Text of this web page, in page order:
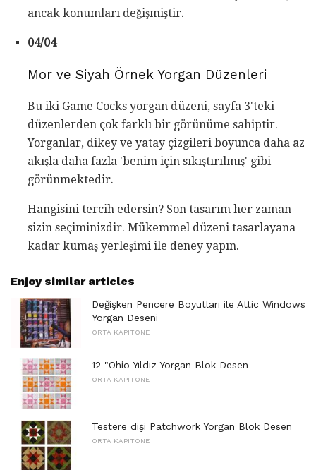
ancak konumları değişmiştir.
04/04
Mor ve Siyah Örnek Yorgan Düzenleri
Bu iki Game Cocks yorgan düzeni, sayfa 3'teki
düzenlerden çok farklı bir görünüme sahiptir.
Yorganlar, dikey ve yatay çizgileri boyunca daha az
akışla daha fazla 'benim için sıkıştırılmış' gibi
görünmektedir.
Hangisini tercih edersin? Son tasarım her zaman
sizin seçiminizdir. Mükemmel düzeni tasarlayana
kadar kumaş yerleşimi ile deney yapın.
Enjoy similar articles
Değişken Pencere Boyutları ile Attic Windows
Yorgan Deseni
ORTA KAPITONE
12 "Ohio Yıldız Yorgan Blok Desen
ORTA KAPITONE
Testere dişi Patchwork Yorgan Blok Desen
ORTA KAPITONE